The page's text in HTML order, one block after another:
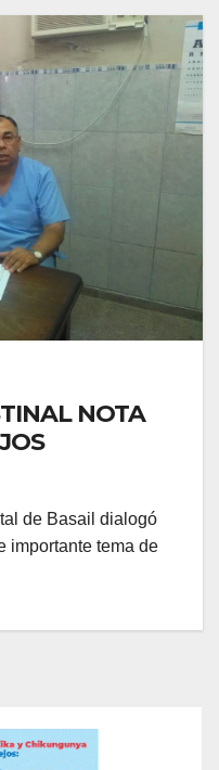
NOTA
de Basail dialogó
importante tema de